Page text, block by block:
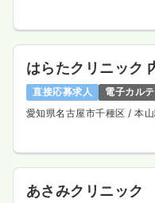
はらたクリニック
直接応募求人
電子カルテ
愛知県名古屋市千種区 / 本
あさみクリニック